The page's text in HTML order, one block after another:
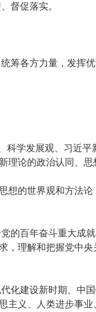
督促落实。
各方力量，发挥优
学发展观、习近平
论的政治认同、思
的世界观和方法论
百年奋斗重大成
，理解和把握党中
建设新时期、中
主义、人类进步事